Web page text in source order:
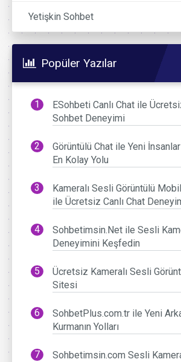
Yetişkin Sohbet
Popüler Yazılar
ESohbeti Canlı Chat ile
Sohbet Deneyimi
Görüntülü Chat ile Yeni
En Kolay Yolu
Kameralı Sesli Görüntülü
ile Ücretsiz Canlı Chat
Sohbetimsin.Net ile Sesli
Deneyimini Keşfedin
Ücretsiz Kameralı Sesli
Sitesi
SohbetPlus.com.tr ile Yeni
Kurmanın Yolları
Sohbetimsin.com Sesli